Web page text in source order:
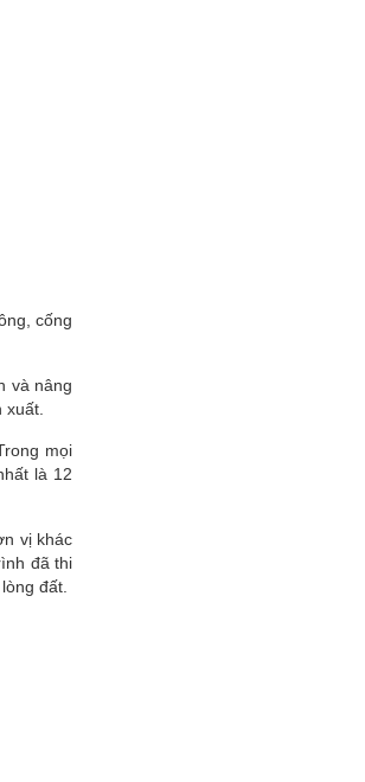
cống
và nâng
mọi
là 12
vị khác
đã thi
đất.